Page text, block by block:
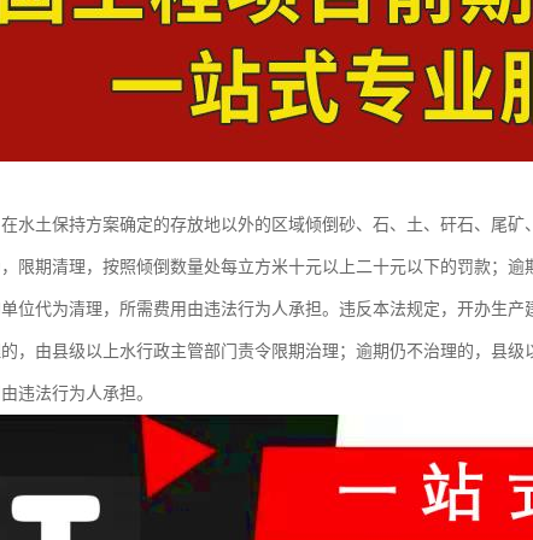
水土保持方案确定的存放地以外的区域倾倒砂、石、土、矸石、尾
限期清理，按照倾倒数量处每立方米十元以上二十元以下的罚款；逾
位代为清理，所需费用由违法行为人承担。违反本法规定，开办生
，由县级以上水行政主管部门责令限期治理；逾期仍不治理的，县
违法行为人承担。